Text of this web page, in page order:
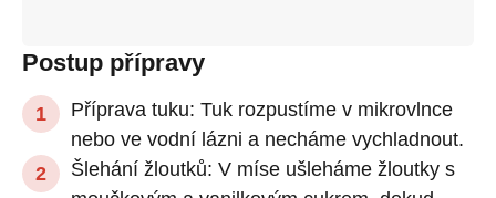
Postup přípravy
Příprava tuku: Tuk rozpustíme v mikrovlnce
nebo ve vodní lázni a necháme vychladnout.
Šlehání žloutků: V míse ušleháme žloutky s